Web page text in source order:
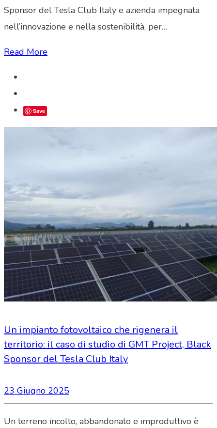
Sponsor del Tesla Club Italy e azienda impegnata
nell’innovazione e nella sostenibilità, per…
Read More
Save
Un impianto fotovoltaico che rigenera il
territorio: il caso di studio di GMT Project, Black
Sponsor del Tesla Club Italy
23 Giugno 2025
Un terreno incolto, abbandonato e improduttivo è